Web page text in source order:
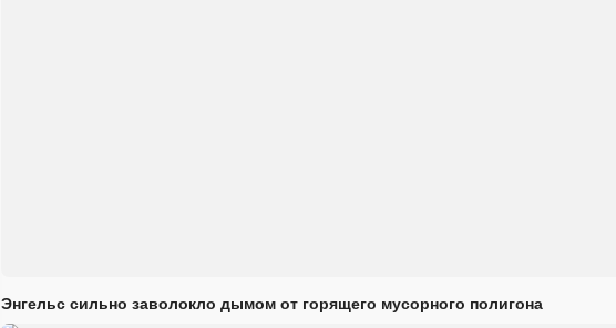
Энгельс сильно заволокло дымом от горящего мусорного полигона